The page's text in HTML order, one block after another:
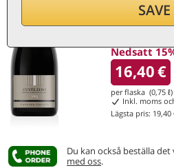
SAVE
Nedsatt
16,40€
per flaska (0,75
Inkl. moms
Lägsta pris: 19,40
Du kan också beställa det
med oss.